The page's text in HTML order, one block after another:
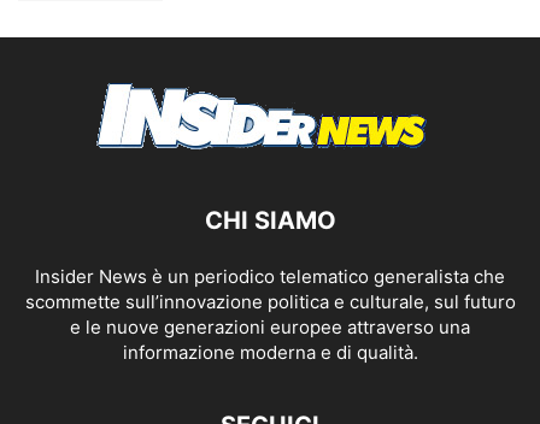
CHI SIAMO
Insider News è un periodico telematico generalista che
scommette sull’innovazione politica e culturale, sul futuro
e le nuove generazioni europee attraverso una
informazione moderna e di qualità.